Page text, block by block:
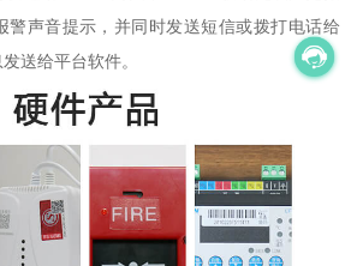
警声音提示，并同时发送短信或拨打电话给
送给平台软件。